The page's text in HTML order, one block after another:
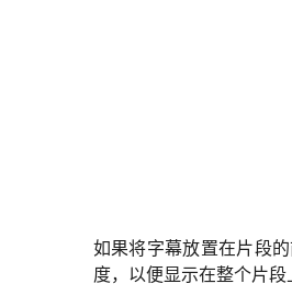
如果将字幕放置在片段
度，以便显示在整个片段